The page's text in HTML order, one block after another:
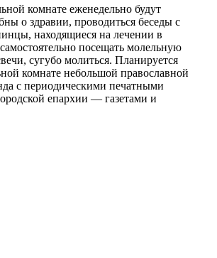
комнате еженедельно будут
о здравии, проводиться беседы с
находящиеся на лечении в
посещать молельную
сугубо молиться. Планируется
комнате небольшой православной
с периодическими печатными
епархии — газетами и